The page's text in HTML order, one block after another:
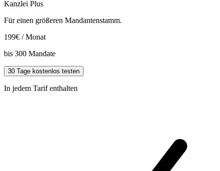
Kanzlei Plus
Für einen größeren Mandantenstamm.
199€ / Monat
bis 300 Mandate
30 Tage kostenlos testen
In jedem Tarif enthalten